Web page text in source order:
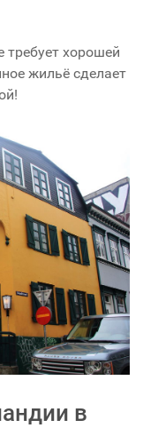
требует хорошей
жильё сделает
в